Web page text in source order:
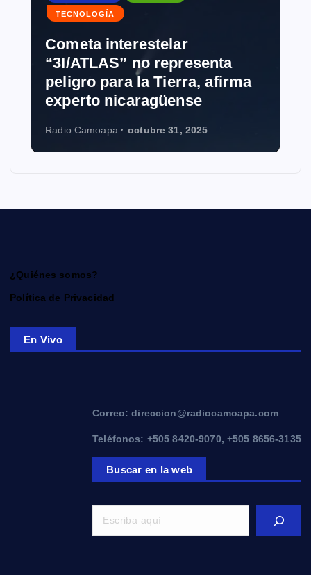
TECNOLOGÍA
Cometa interestelar
“3I/ATLAS” no representa
peligro para la Tierra, afirma
experto nicaragüense
Radio Camoapa octubre 31, 2025
¿Quiénes somos?
Política de Privacidad
En Vivo
Correo: direccion@radiocamoapa.com
Teléfonos: +505 8420-9070, +505 8656-3135
Buscar en la web